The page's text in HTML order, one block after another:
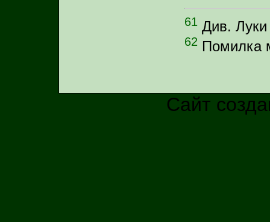
61 Див.
62 Помилка
Сайт